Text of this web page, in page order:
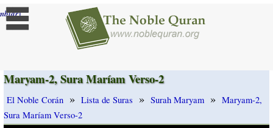
]
Maryam-2, Sura Maríam Verso-2
El Noble Corán » Lista de Suras » Surah Maryam » Maryam-2,
Sura Maríam Verso-2